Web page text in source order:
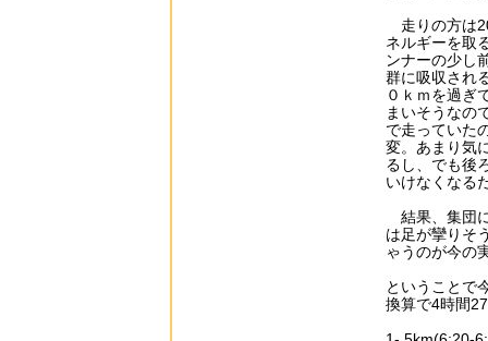
走りの方は
ネルギーを取
ンナーの少し
群に吸収され
０ｋｍを過ぎ
まいそうなの
で走っていた
変。あまり気
るし、でも後
いけなくなる
結果、集団
は足が攣りそ
ゃうのが今の
ということで
換算で4時間